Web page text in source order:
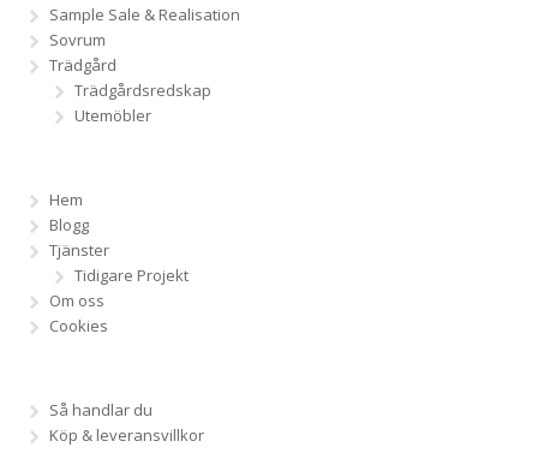
Sample Sale & Realisation
Sovrum
Trädgård
Trädgårdsredskap
Utemöbler
Hem
Blogg
Tjänster
Tidigare Projekt
Om oss
Cookies
Så handlar du
Köp & leveransvillkor